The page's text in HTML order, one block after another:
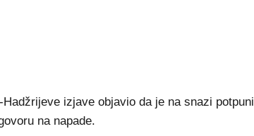
izjave objavio da je na snazi potpuni
na napade.